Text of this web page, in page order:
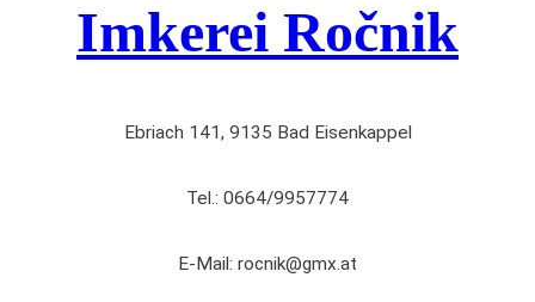
Imkerei Ročnik
Ebriach 141, 9135 Bad Eisenkappel
Tel.: 0664/9957774
E-Mail: rocnik@gmx.at